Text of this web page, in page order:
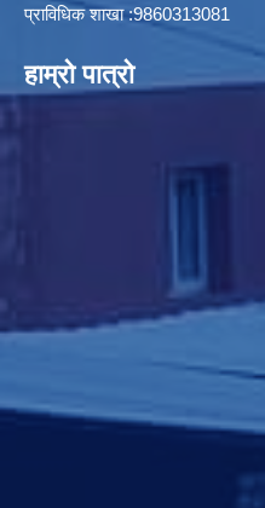
प्राविधिक शाखा :9860313081
हाम्रो पात्रो